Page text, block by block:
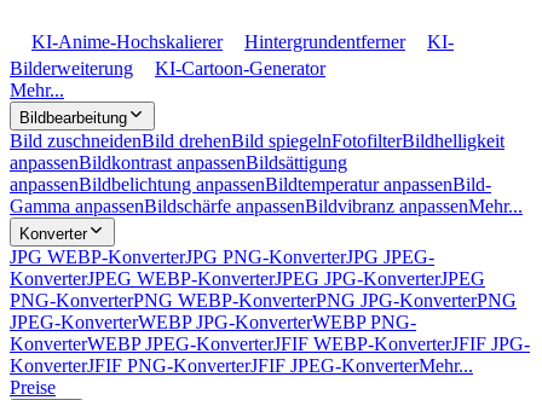
KI-Anime-Hochskalierer Hintergrundentferner
KI-
Bilderweiterung
KI-Cartoon-Generator
Mehr...
Bildbearbeitung
Bild zuschneidenBild drehenBild spiegelnFotofilterBildhelligkeit
anpassenBildkontrast anpassenBildsättigung
anpassenBildbelichtung anpassenBildtemperatur anpassenBild-
Gamma anpassenBildschärfe anpassenBildvibranz anpassenMehr...
Konverter
JPG WEBP-KonverterJPG PNG-KonverterJPG JPEG-
KonverterJPEG WEBP-KonverterJPEG JPG-KonverterJPEG
PNG-KonverterPNG WEBP-KonverterPNG JPG-KonverterPNG
JPEG-KonverterWEBP JPG-KonverterWEBP PNG-
KonverterWEBP JPEG-KonverterJFIF WEBP-KonverterJFIF JPG-
KonverterJFIF PNG-KonverterJFIF JPEG-KonverterMehr...
Preise